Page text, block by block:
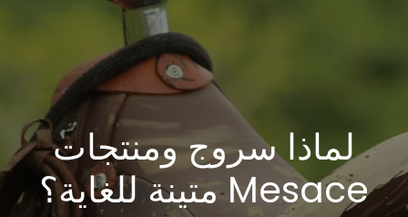
لماذا سروج ومنتجات
Mesace متينة للغاية؟